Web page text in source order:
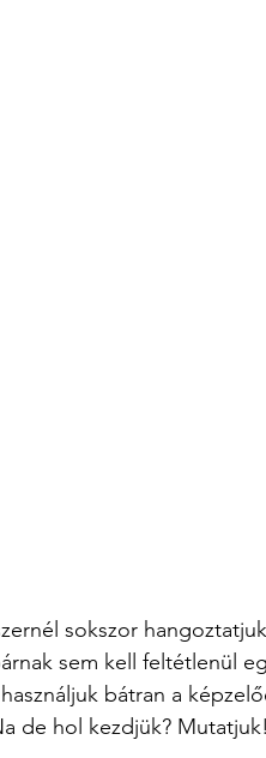
sokszor
sem kell feltétlenül
bátran a
de hol kezdjük? Mutatjuk!